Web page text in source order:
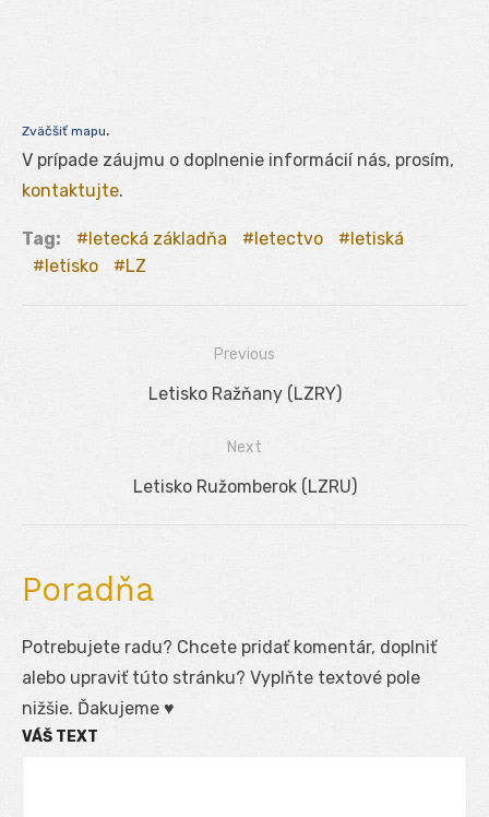
Zväčšiť mapu.
V prípade záujmu o doplnenie informácií nás, prosím,
kontaktujte.
Tag: letecká základňa letectvo
letiská
letisko
LZ
Navigácia
Previous
Previous
Letisko Ražňany (LZRY)
Next
Next
Letisko Ružomberok (LZRU)
Poradňa
Potrebujete radu? Chcete pridať komentár, doplniť
alebo upraviť túto stránku? Vyplňte textové pole
nižšie. Ďakujeme ♥
VÁŠ TEXT